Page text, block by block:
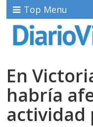
Top Menu
En
habría
actividad